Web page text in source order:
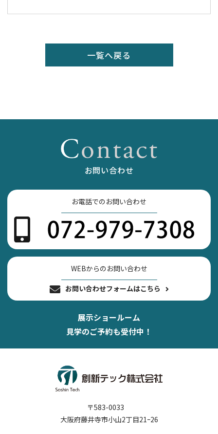
一覧へ戻る
お問い合わせ
お電話でのお問い合わせ
WEBからのお問い合わせ
お問い合わせフォームはこちら
展示ショールーム
見学のご予約も受付中！
〒583-0033
大阪府藤井寺市小山2丁目21ｰ26